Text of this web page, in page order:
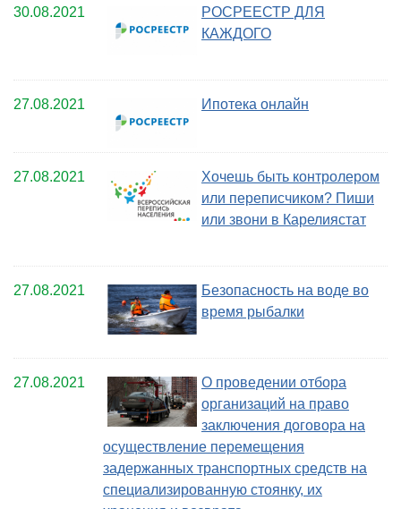
30.08.2021
РОСРЕЕСТР ДЛЯ
КАЖДОГО
27.08.2021 Ипотека онлайн
27.08.2021
Хочешь быть контролером
или переписчиком? Пиши
или звони в Карелиястат
27.08.2021
Безопасность на воде во
время рыбалки
27.08.2021
О проведении отбора
организаций на право
заключения договора на
осуществление перемещения
задержанных транспортных средств на
специализированную стоянку, их